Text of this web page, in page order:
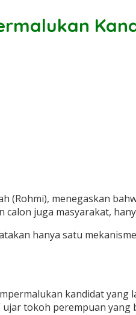
(Rohmi), menegaskan
juga masyarakat,
hanya satu
kandidat yang
tokoh perempuan yang